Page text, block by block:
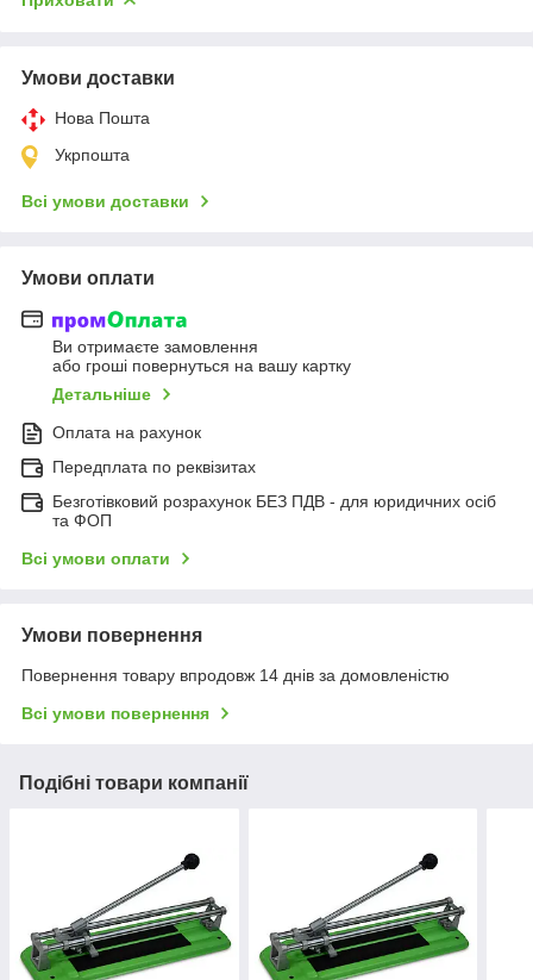
Умови доставки
Нова Пошта
Укрпошта
Всі умови доставки
Умови оплати
Ви отримаєте замовлення
або гроші повернуться на вашу картку
Детальніше
Оплата на рахунок
Передплата по реквізитах
Безготівковий розрахунок БЕЗ ПДВ - для юридичних осіб
та ФОП
Всі умови оплати
Умови повернення
Повернення товару впродовж 14 днів за домовленістю
Всі умови повернення
Подібні товари компанії